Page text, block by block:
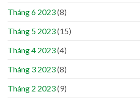
Tháng 6 2023(8)
Tháng 5 2023(15)
Tháng 4 2023(4)
Tháng 3 2023(8)
Tháng 2 2023(9)